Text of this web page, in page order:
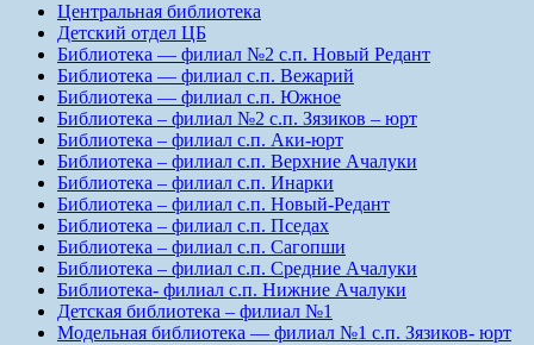
Центральная библиотека
Детский отдел ЦБ
Библиотека — филиал №2 с.п. Новый Редант
Библиотека — филиал с.п. Вежарий
Библиотека — филиал с.п. Южное
Библиотека – филиал №2 с.п. Зязиков – юрт
Библиотека – филиал с.п. Аки-юрт
Библиотека – филиал с.п. Верхние Ачалуки
Библиотека – филиал с.п. Инарки
Библиотека – филиал с.п. Новый-Редант
Библиотека – филиал с.п. Пседах
Библиотека – филиал с.п. Сагопши
Библиотека – филиал с.п. Средние Ачалуки
Библиотека- филиал с.п. Нижние Ачалуки
Детская библиотека – филиал №1
Модельная библиотека — филиал №1 с.п. Зязиков- юрт